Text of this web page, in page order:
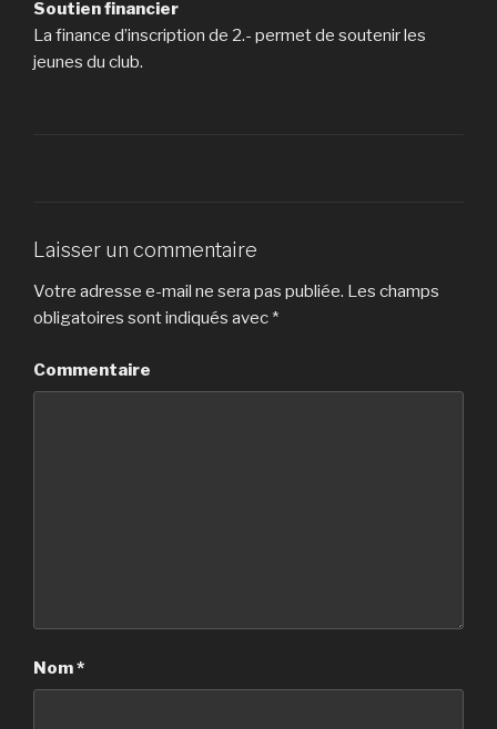
Soutien financier
La finance d’inscription de 2.- permet de soutenir les
jeunes du club.
Laisser un commentaire
Votre adresse e-mail ne sera pas publiée. Les champs
obligatoires sont indiqués avec *
Commentaire
Nom*